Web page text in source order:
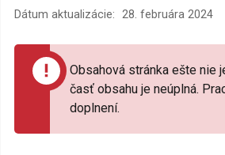
Dátum aktualizácie: 28. februára 2024
Obsahová stránka ešte nie
časť obsahu je neúplná.
doplnení.